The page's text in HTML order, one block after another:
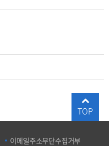
이메일주소무단수집거부
TOP